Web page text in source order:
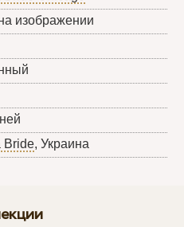
изображении
Bride, Украина